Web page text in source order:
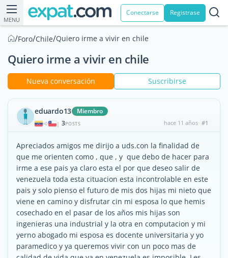
MENU
Conectarse Registrase
/Foro/Chile/Quiero irme a vivir en chile
Quiero irme a vivir en chile
Nueva conversación Suscribirse
eduardo13 Miembro
| 3POSTS hace 11 años #1
Apreciados amigos me dirijo a uds.con la finalidad de
que me orienten como , que , y que debo de hacer para
irme a ese pais ya claro esta el por que deseo salir de
venezuela toda esta cituacion esta incontrolable en este
pais y solo pienso el futuro de mis dos hijas mi nieto que
viene en camino y disfrutar cin mi esposa lo que hemis
cosechado en el pasar de los años mis hijas son
ingenieras una industrial y la otra en computacion y mi
yerno abogado mi esposa es docente universitaria y yo
paramedico y ya queremos vivir con un poco mas de